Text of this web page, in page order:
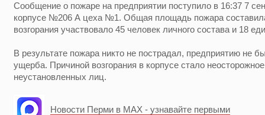
Сообщение о пожаре на предприятии поступило в 16:37 7
корпусе №206 А цеха №1. Общая площадь пожара
возгорания участвовало 45 человек личного состава и 18
В результате пожара никто не пострадал, предприятию не
ущерба. Причиной возгорания в корпусе стало
неустановленных лиц.
Новости Перми в MAX - узнавайте первыми